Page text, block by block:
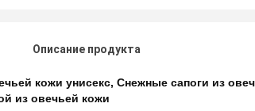
Описание продукта
кожи унисекс, Снежные сапоги из
из овечьей кожи